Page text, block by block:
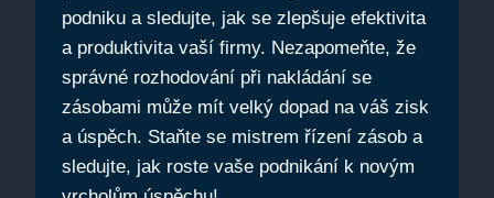
podniku a sledujte, jak se zlepšuje efektivita
a ⁢produktivita vaší firmy. Nezapomeňte, že
správné ‍rozhodování při nakládání se
zásobami může mít velký dopad na váš zisk
a úspěch. Staňte ⁤se ‌mistrem ‍řízení zásob a
sledujte, jak roste vaše podnikání ⁤k​ novým